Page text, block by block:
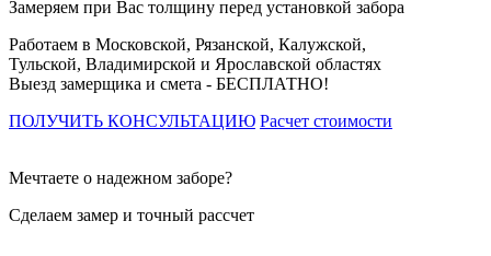
Замеряем при Вас толщину перед установкой забора
Работаем в Московской, Рязанской, Калужской,
Тульской, Владимирской и Ярославской областях
Выезд замерщика и смета - БЕСПЛАТНО!
ПОЛУЧИТЬ КОНСУЛЬТАЦИЮ Расчет стоимости
Мечтаете о надежном заборе?
Сделаем замер и точный рассчет